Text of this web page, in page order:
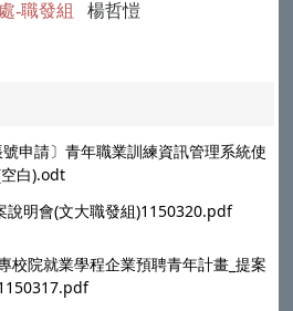
-職發組 楊哲愷
申請〕青年職業訓練資訊管理系統使
白).odt
說明會(文大職發組)1150320.pdf
校院就業學程企業預聘青年計畫_提案